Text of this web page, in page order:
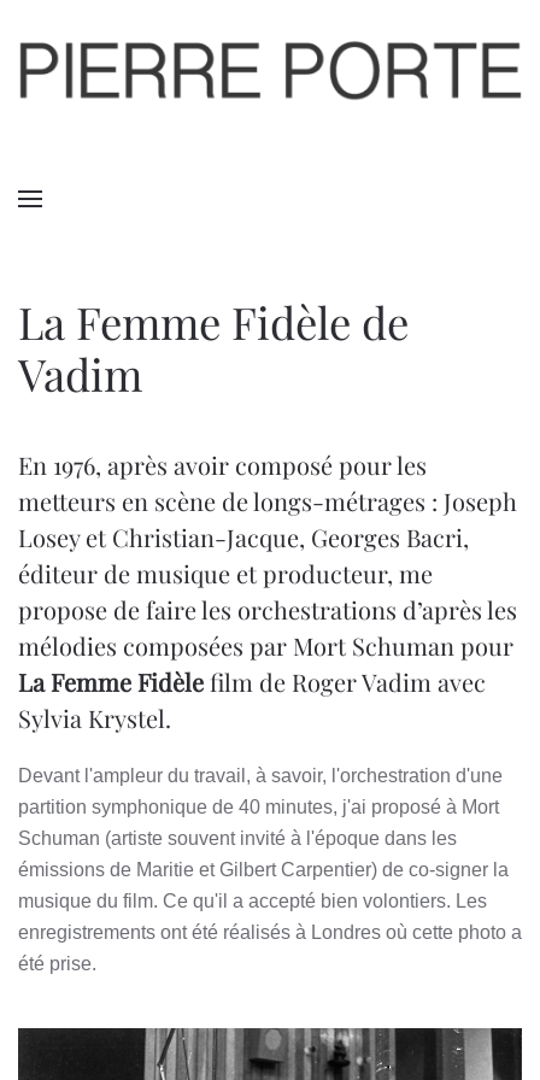
Skip to main content
La Femme Fidèle de
Vadim
En 1976, après avoir composé pour les
metteurs en scène de longs-métrages : Joseph
Losey et Christian-Jacque, Georges Bacri,
éditeur de musique et producteur, me
propose de faire les orchestrations d’après les
mélodies composées par Mort Schuman pour
La Femme Fidèlefilm de Roger Vadim avec
Sylvia Krystel.
Devant l'ampleur du travail, à savoir, l'orchestration d'une
partition symphonique de 40 minutes, j'ai proposé à Mort
Schuman (artiste souvent invité à l'époque dans les
émissions de Maritie et Gilbert Carpentier) de co-signer la
musique du film. Ce qu'il a accepté bien volontiers. Les
enregistrements ont été réalisés à Londres où cette photo a
été prise.